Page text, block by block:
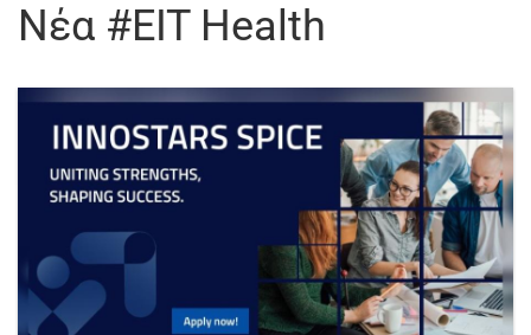
Νέα #EIT Health